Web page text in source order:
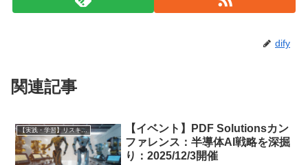
dify
関連記事
【実践・学習】リスキリング成功ガイド（スクール・講座比較）
【イベント】PDF Solutionsカン
ファレンス：半導体AI戦略を深掘
り：2025/12/3開催